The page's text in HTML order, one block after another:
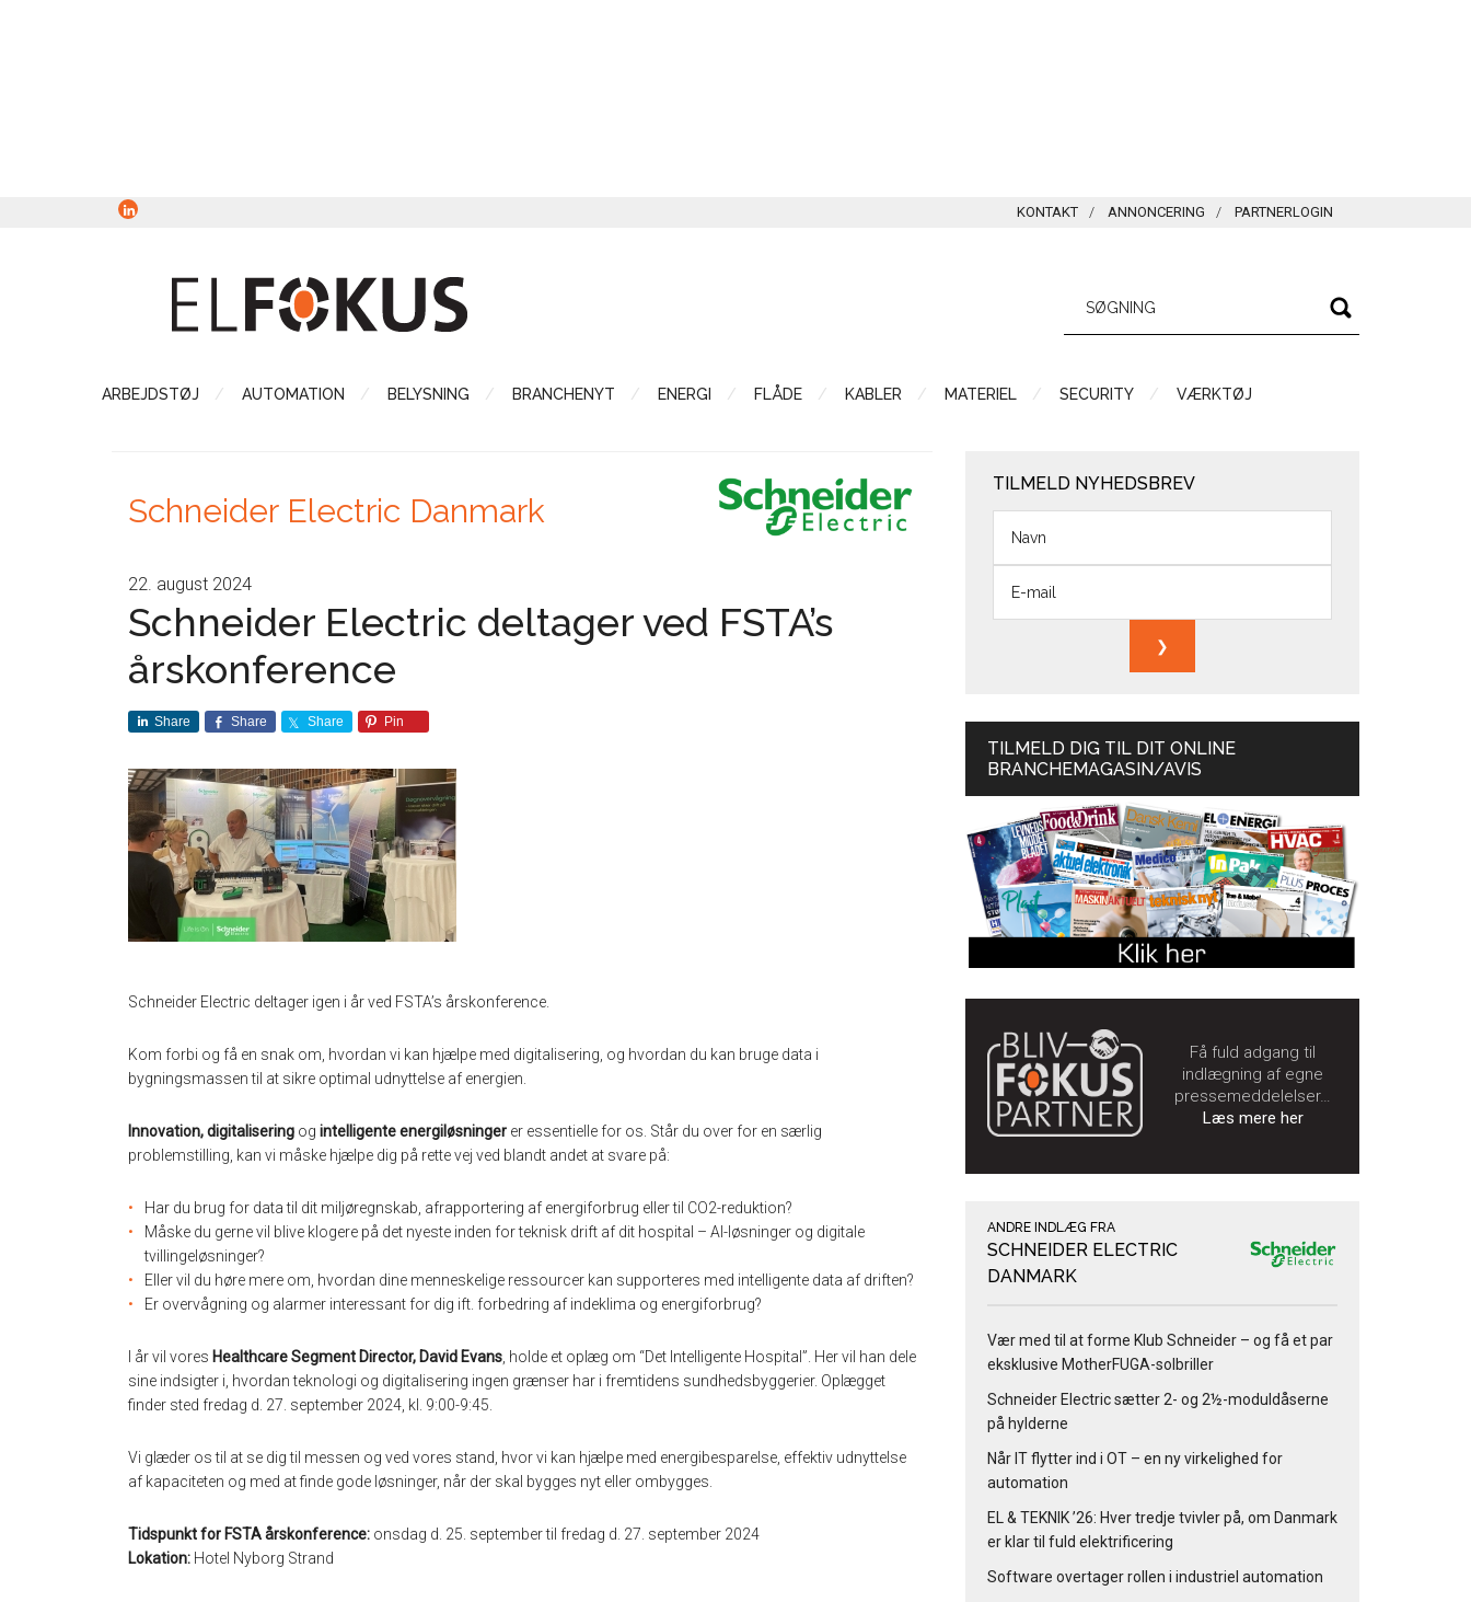
KONTAKT ANNONCERING PARTNERLOGIN
ARBEJDSTØJ AUTOMATION BELYSNING BRANCHENYT ENERGI FLÅDE KABLER MATERIEL SECURITY VÆRKTØJ
Schneider Electric Danmark
22. august 2024
Schneider Electric deltager ved FSTA’s
årskonference
Share Share Share Pin
Schneider Electric deltager igen i år ved FSTA’s årskonference.
Kom forbi og få en snak om, hvordan vi kan hjælpe med digitalisering, og hvordan du kan bruge data i
bygningsmassen til at sikre optimal udnyttelse af energien.
Innovation, digitalisering og intelligente energiløsninger er essentielle for os. Står du over for en særlig
problemstilling, kan vi måske hjælpe dig på rette vej ved blandt andet at svare på:
Har du brug for data til dit miljøregnskab, afrapportering af energiforbrug eller til CO2-reduktion?
Måske du gerne vil blive klogere på det nyeste inden for teknisk drift af dit hospital – AI-løsninger og digitale
tvillingeløsninger?
Eller vil du høre mere om, hvordan dine menneskelige ressourcer kan supporteres med intelligente data af driften?
Er overvågning og alarmer interessant for dig ift. forbedring af indeklima og energiforbrug?
I år vil vores Healthcare Segment Director, David Evans , holde et oplæg om “Det Intelligente Hospital”. Her vil han dele
sine indsigter i, hvordan teknologi og digitalisering ingen grænser har i fremtidens sundhedsbyggerier. Oplægget
finder sted fredag d. 27. september 2024, kl. 9:00-9:45.
Vi glæder os til at se dig til messen og ved vores stand, hvor vi kan hjælpe med energibesparelse, effektiv udnyttelse
af kapaciteten og med at finde gode løsninger, når der skal bygges nyt eller ombygges.
Tidspunkt for FSTA årskonference: onsdag d. 25. september til fredag d. 27. september 2024
Lokation: Hotel Nyborg Strand
TILMELD NYHEDSBREV
TILMELD DIG TIL DIT ONLINE
BRANCHEMAGASIN/AVIS
Få fuld adgang til
indlægning af egne
pressemeddelelser…
Læs mere her
ANDRE INDLÆG FRA
SCHNEIDER ELECTRIC
DANMARK
Vær med til at forme Klub Schneider – og få et par
eksklusive MotherFUGA-solbriller
Schneider Electric sætter 2- og 2½-moduldåserne
på hylderne
Når IT flytter ind i OT – en ny virkelighed for
automation
EL & TEKNIK ’26: Hver tredje tvivler på, om Danmark
er klar til fuld elektrificering
Software overtager rollen i industriel automation